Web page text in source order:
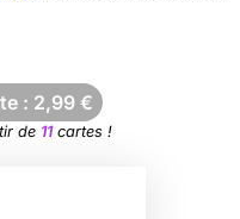
: 2,99 €
de 11cartes !